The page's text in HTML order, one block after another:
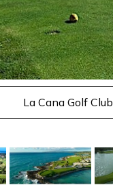
La Cana Golf Club